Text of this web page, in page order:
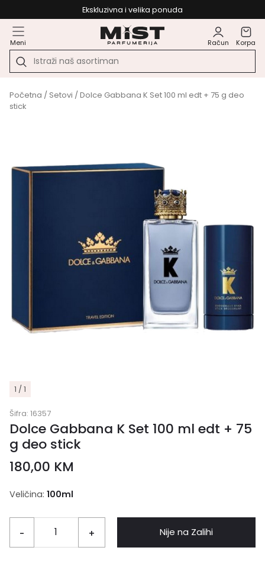
Ekskluzivna i velika ponuda
Meni Račun Korpa
Početna / Setovi / Dolce Gabbana K Set 100 ml edt + 75 g deo
stick
1 / 1
Šifra: 16357
Dolce Gabbana K Set 100 ml edt + 75
g deo stick
180,00 KM
Veličina: 100ml
- + Nije na Zalihi